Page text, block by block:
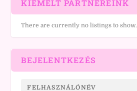
KIEMELT PARTNEREINK
There are currently no listings to show.
BEJELENTKEZÉS